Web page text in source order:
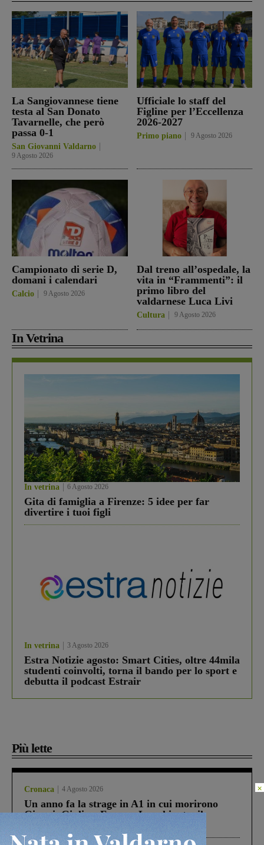
La Sangiovannese tiene
testa al San Donato
Tavarnelle, che però
passa 0-1
San Giovanni Valdarno
9 Agosto 2026
Ufficiale lo staff del
Figline per l’Eccellenza
2026-2027
Primo piano 9 Agosto 2026
Campionato di serie D,
domani i calendari
Calcio 9 Agosto 2026
Dal treno all’ospedale, la
vita in “Frammenti”: il
primo libro del
valdarnese Luca Livi
Cultura 9 Agosto 2026
In Vetrina
In vetrina 6 Agosto 2026
Gita di famiglia a Firenze: 5 idee per far
divertire i tuoi figli
In vetrina 3 Agosto 2026
Estra Notizie agosto: Smart Cities, oltre 44mila
studenti coinvolti, torna il bando per lo sport e
debutta il podcast Estrair
Più lette
Cronaca 4 Agosto 2026
Un anno fa la strage in A1 in cui morirono
Gianni, Giulia e Franco. Lo schianto, il
×